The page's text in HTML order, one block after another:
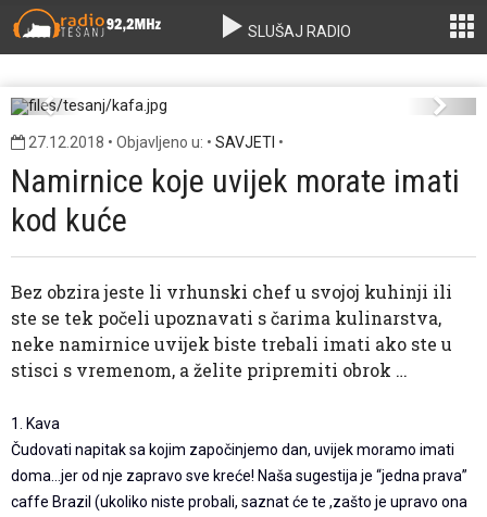
SLUŠAJ RADIO
Previous Next
27.12.2018 • Objavljeno u: • SAVJETI •
Namirnice koje uvijek morate imati
kod kuće
Bez obzira jeste li vrhunski chef u svojoj kuhinji ili
ste se tek počeli upoznavati s čarima kulinarstva,
neke namirnice uvijek biste trebali imati ako ste u
stisci s vremenom, a želite pripremiti obrok …
1. Kava
Čudovati napitak sa kojim započinjemo dan, uvijek moramo imati
doma…jer od nje zapravo sve kreće! Naša sugestija je “jedna prava”
caffe Brazil (ukoliko niste probali, saznat će te ,zašto je upravo ona